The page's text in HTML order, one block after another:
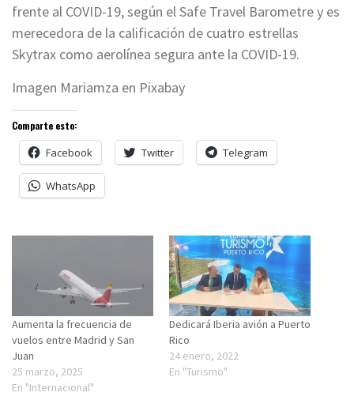
frente al COVID-19, según el Safe Travel Barometre y es
merecedora de la calificación de cuatro estrellas
Skytrax como aerolínea segura ante la COVID-19.
Imagen Mariamza en Pixabay
Comparte esto:
Facebook Twitter Telegram
WhatsApp
Aumenta la frecuencia de
vuelos entre Madrid y San
Juan
25 marzo, 2025
En "Internacional"
Dedicará Iberia avión a Puerto
Rico
24 enero, 2022
En "Turismo"